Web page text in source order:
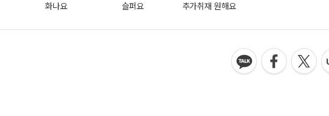
화나요 슬퍼요 추가취재 원해요